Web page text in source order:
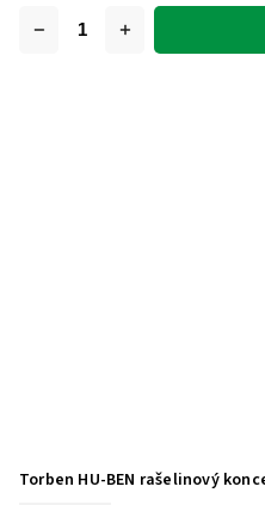
Torben HU-BEN rašelinový